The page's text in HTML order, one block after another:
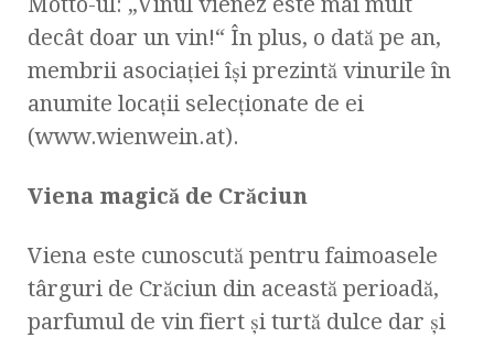
decât doar un vin!“ În plus, o dată pe an,
membrii asociaţiei îşi prezintă vinurile în
anumite locaţii selecţionate de ei
(www.wienwein.at).
Viena magică de Crăciun
Viena este cunoscută pentru faimoasele
târguri de Crăciun din această perioadă,
parfumul de vin fiert şi turtă dulce dar şi